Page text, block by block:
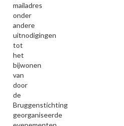
mailadres
onder
andere
uitnodigingen
tot
het
bijwonen
van
door
de
Bruggenstichting
georganiseerde